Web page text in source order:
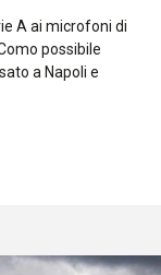
A ai microfoni di
possibile
a Napoli e